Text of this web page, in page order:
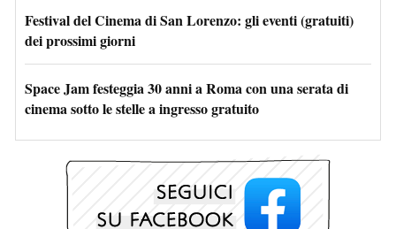
Festival del Cinema di San Lorenzo: gli eventi (gratuiti)
dei prossimi giorni
Space Jam festeggia 30 anni a Roma con una serata di
cinema sotto le stelle a ingresso gratuito